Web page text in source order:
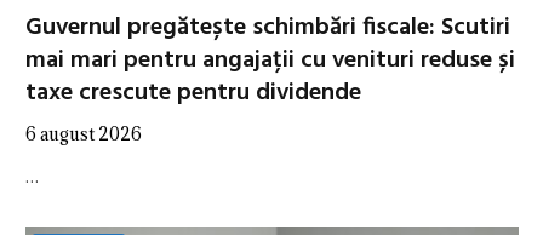
Guvernul pregătește schimbări fiscale: Scutiri
mai mari pentru angajații cu venituri reduse și
taxe crescute pentru dividende
6 august 2026
…